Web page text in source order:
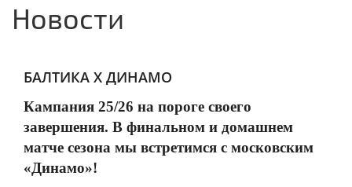
Новости
БАЛТИКА Х ДИНАМО
Кампания 25/26 на пороге своего
завершения. В финальном и домашнем
матче сезона мы встретимся с московским
«Динамо»!